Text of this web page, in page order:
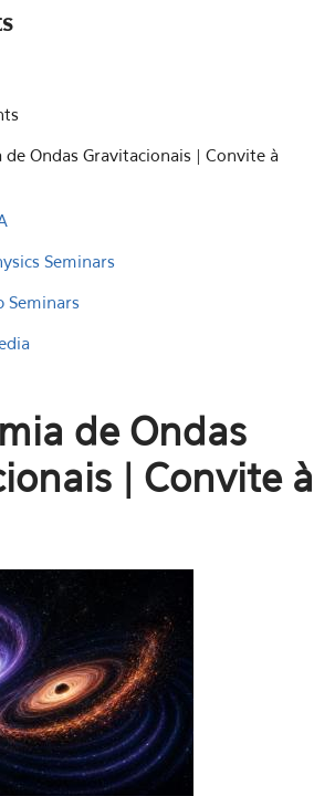
Ondas Gravitacionais | Convite à
Seminars
Seminars
de Ondas
| Convite à